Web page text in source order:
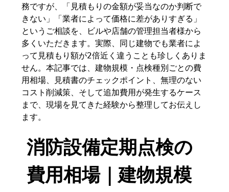
務ですが、「見積もりの金額が妥当なのか判断で
きない」「業者によって価格に差がありすぎる」
というご相談を、ビルや店舗の管理担当者様から
多くいただきます。実際、同じ建物でも業者によ
って見積もり額が2倍近く違うことも珍しくありま
せん。本記事では、建物規模・点検種別ごとの費
用相場、見積書のチェックポイント、無理のない
コスト削減策、そして追加費用が発生するケース
まで、現場を見てきた経験から整理してお伝えし
ます。
消防設備定期点検の
費用相場｜建物規模